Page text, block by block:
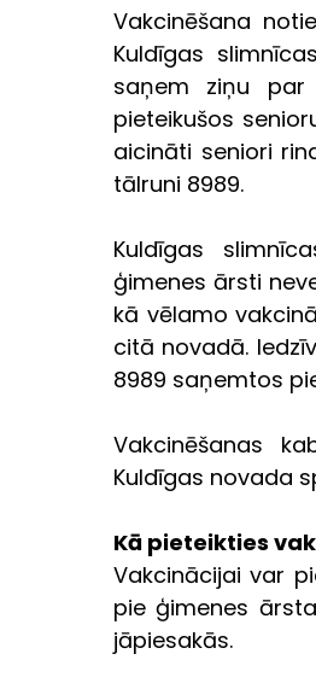
Vakcinēšana
Kuldīgas
saņem ziņu par
pieteikušos
aicināti seniori
tālruni 8989.
Kuldīgas
ģimenes ārsti
kā vēlamo
citā novadā.
8989 saņemtos
Vakcinēšanas
Kuldīgas novada
Kā pieteikties
Vakcinācijai var
pie ģimenes
jāpiesakās.